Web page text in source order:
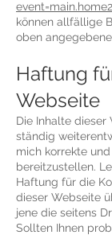
können allfällige
oben
Haftung
Webseite
Die Inhalte dieser
ständig
mich korrekte
bereitzustellen.
Haftung für die
dieser Webseite
jene die seitens
Sollten Ihnen